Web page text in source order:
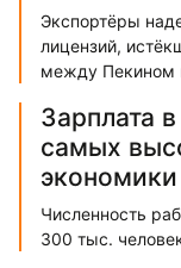
Экспортёры
лицензий,
между Пекином
Зарплата
самых
Численность
300 тыс.